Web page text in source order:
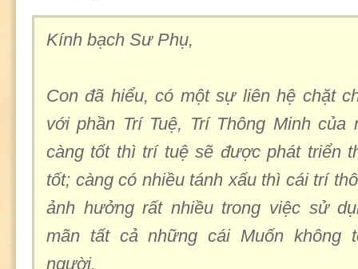
Kính bạch Sư Phụ,
Con đã hiểu, có một sự liên hệ chặt
với phần Trí Tuệ, Trí Thông Minh của
càng tốt thì trí tuệ sẽ được phát triển
tốt; càng có nhiều tánh xấu thì cái trí
ảnh hưởng rất nhiều trong việc sử
mãn tất cả những cái Muốn không
người.